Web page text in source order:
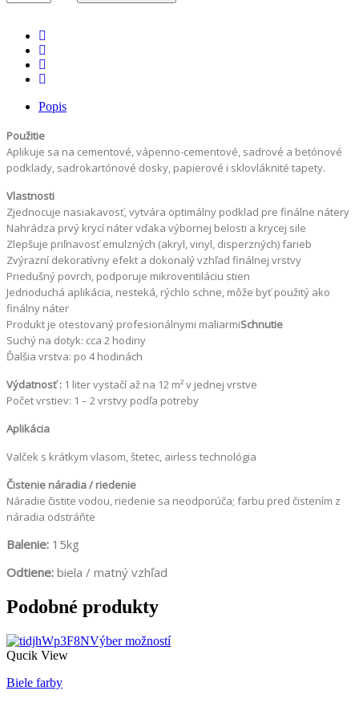
Popis
Použitie
Aplikuje sa na cementové, vápenno-cementové, sadrové a betónové
podklady, sadrokartónové dosky, papierové i sklovláknité tapety.
Vlastnosti
Zjednocuje nasiakavosť, vytvára optimálny podklad pre finálne nátery
Nahrádza prvý krycí náter vďaka výbornej belosti a krycej sile
Zlepšuje priľnavosť emulzných (akryl, vinyl, disperzných) farieb
Zvýrazní dekoratívny efekt a dokonalý vzhľad finálnej vrstvy
Priedušný povrch, podporuje mikroventiláciu stien
Jednoduchá aplikácia, nesteká, rýchlo schne, môže byť použitý ako
finálny náter
Produkt je otestovaný profesionálnymi maliarmiSchnutie
Suchý na dotyk: cca 2 hodiny
Ďalšia vrstva: po 4 hodinách
Výdatnosť : 1 liter vystačí až na 12 m² v jednej vrstve
Počet vrstiev: 1 – 2 vrstvy podľa potreby
Aplikácia
Valček s krátkym vlasom, štetec, airless technológia
Čistenie náradia / riedenie
Náradie čistite vodou, riedenie sa neodporúča; farbu pred čistením z
náradia odstráňte
Balenie: 15kg
Odtiene: biela / matný vzhľad
Podobné produkty
Výber možností
Qucik View
Biele farby